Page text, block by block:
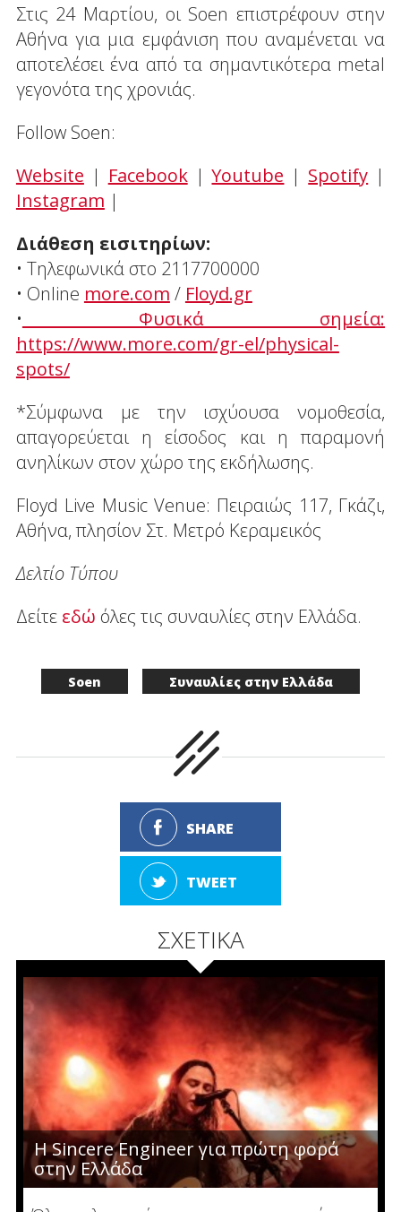
Στις 24 Μαρτίου, οι Soen επιστρέφουν στην
Αθήνα για μια εμφάνιση που αναμένεται να
αποτελέσει ένα από τα σημαντικότερα metal
γεγονότα της χρονιάς.
Follow Soen:
Website | Facebook|Youtube | Spotify |
Instagram |
Διάθεση εισιτηρίων:
• Τηλεφωνικά στο 2117700000
• Online more.com / Floyd.gr
•​ Φυσικά σημεία:
https://www.more.com/gr-el/physical-
spots/
*Σύμφωνα με την ισχύουσα νομοθεσία,
απαγορεύεται η είσοδος και η παραμονή
ανηλίκων στον χώρο της εκδήλωσης.
Floyd Live Music Venue: Πειραιώς 117, Γκάζι,
Αθήνα, πλησίον Στ. Μετρό Κεραμεικός
Δελτίο Τύπου
Δείτε εδώ όλες τις συναυλίες στην Ελλάδα.
Soen Συναυλίες στην Ελλάδα
SHARE
TWEET
ΣΧΕΤΙΚΑ
Η Sincere Engineer για πρώτη φορά
στην Ελλάδα